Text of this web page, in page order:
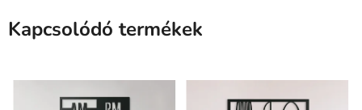
Kapcsolódó termékek